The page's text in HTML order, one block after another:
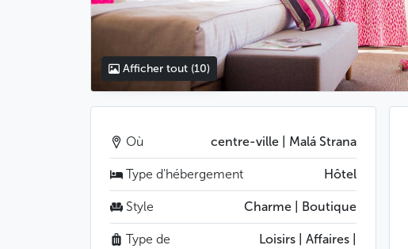
Afficher tout (10)
Où centre-ville | Malá Strana
Type d'hébergement Hôtel
Style Charme | Boutique
Type de
Loisirs | Affaires |